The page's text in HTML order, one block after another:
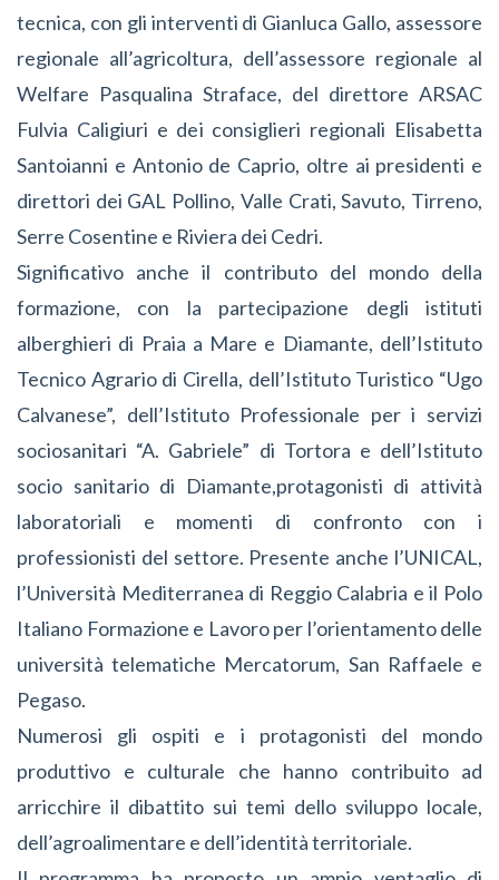
tecnica, con gli interventi di Gianluca Gallo, assessore
regionale all’agricoltura, dell’assessore regionale al
Welfare Pasqualina Straface, del direttore ARSAC
Fulvia Caligiuri e dei consiglieri regionali Elisabetta
Santoianni e Antonio de Caprio, oltre ai presidenti e
direttori dei GAL Pollino, Valle Crati, Savuto, Tirreno,
Serre Cosentine e Riviera dei Cedri.
Significativo anche il contributo del mondo della
formazione, con la partecipazione degli istituti
alberghieri di Praia a Mare e Diamante, dell’Istituto
Tecnico Agrario di Cirella, dell’Istituto Turistico “Ugo
Calvanese”, dell’Istituto Professionale per i servizi
sociosanitari “A. Gabriele” di Tortora e dell’Istituto
socio sanitario di Diamante,protagonisti di attività
laboratoriali e momenti di confronto con i
professionisti del settore. Presente anche l’UNICAL,
l’Università Mediterranea di Reggio Calabria e il Polo
Italiano Formazione e Lavoro per l’orientamento delle
università telematiche Mercatorum, San Raffaele e
Pegaso.
Numerosi gli ospiti e i protagonisti del mondo
produttivo e culturale che hanno contribuito ad
arricchire il dibattito sui temi dello sviluppo locale,
dell’agroalimentare e dell’identità territoriale.